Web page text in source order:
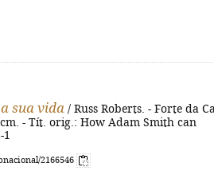
sua vida / Russ Roberts. - Forte da
- Tít. orig.: How Adam Smith can
2166546